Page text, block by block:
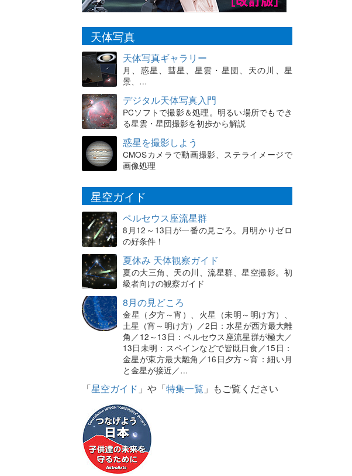
天体写真
天体写真ギャラリー
月、惑星、彗星、星雲・星団、天の川、星
景、…
デジタル天体写真入門
PCソフトで撮影＆処理。明るい場所でもでき
る星雲・星団撮影を初歩から解説
惑星を撮影しよう
CMOSカメラで動画撮影、ステライメージで
画像処理
星空ガイド
ペルセウス座流星群
8月12～13日が一番の見ごろ。月明かりゼロ
の好条件！
夏休み 天体観察ガイド
夏の大三角、天の川、流星群、星空撮影。初
級者向けの観察ガイド
8月の見どころ
金星（夕方～宵）、火星（未明～明け方）、
土星（宵～明け方）／2日：水星が西方最大離
角／12～13日：ペルセウス座流星群が極大／
13日未明：スペインなどで皆既日食／15日：
金星が東方最大離角／16日夕方～宵：細い月
と金星が接近／…
「星空ガイド 」や「特集一覧 」もご覧ください